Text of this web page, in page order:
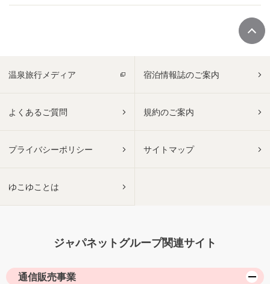
温泉旅行メディア 宿泊情報誌のご案内
よくあるご質問 規約のご案内
プライバシーポリシー サイトマップ
ゆこゆことは
ジャパネットグループ関連サイト
通信販売事業